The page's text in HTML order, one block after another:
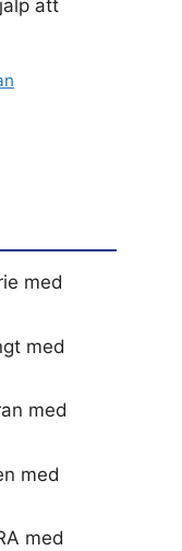
att
med
med
med
med
med